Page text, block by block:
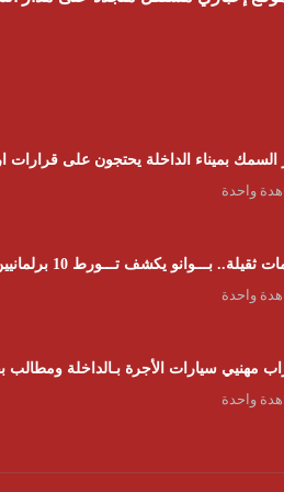
السمك بميناء الداخلة يحتجون على قرارات
واحدة
بـــوانو يكشف تـــورط 10 برلمانيين في شبكات “الفراقشية” وبرلماني استفاد من “بون” ب 15000 الــف رأس
واحدة
مهنيي سيارات الأجرة بـالداخلة ومطالب
واحدة